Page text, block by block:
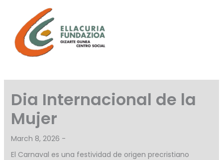
content
Dia Internacional de la
Mujer
March 8, 2026 -
El Carnaval es una festividad de origen precristiano